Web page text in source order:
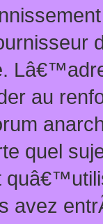
au
quel
avez